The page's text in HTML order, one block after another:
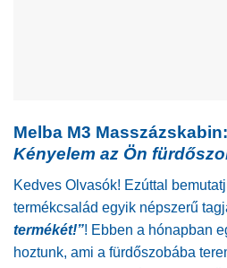
Melba M3 Masszázskabin:
Kényelem az Ön
Kedves Olvasók! Ezúttal
termékcsalád egyik népszerű
termékét!”! Ebben a hónapban
hoztunk, ami a fürdőszobába